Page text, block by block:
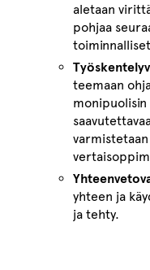
aletaan
pohjaa
teemaan
yhteen ja
ja tehty.